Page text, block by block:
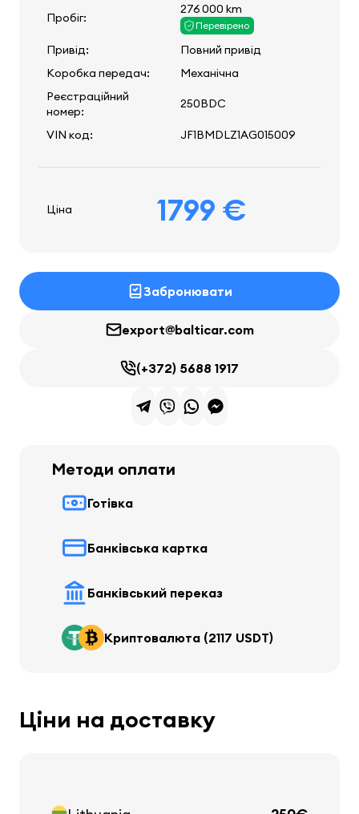
Пробіг:
276 000 km
Перевірено
Привід:
Повний привід
Коробка передач:
Механічна
Реєстраційний
номер:
250BDC
VIN код: JF1BMDLZ1AG015009
Ціна 1799 €
Забронювати
export@balticar.com
(+372) 5688 1917
Методи оплати
Готівка
Банківська картка
Банківський переказ
Криптовалюта (2117 USDT)
Ціни на доставку